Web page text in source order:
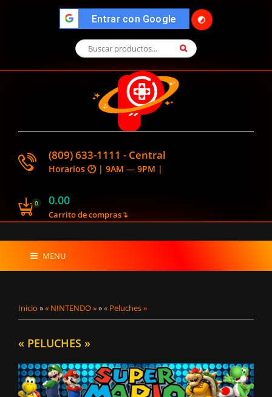
Entrar con Google 🌓
(809) 633-1111 - Central
Horarios 🕑 | 9AM — 9PM |
0 0.00
Carrito de compras↴
MENU
Inicio »« NINTENDO »»« Peluches »
« PELUCHES »